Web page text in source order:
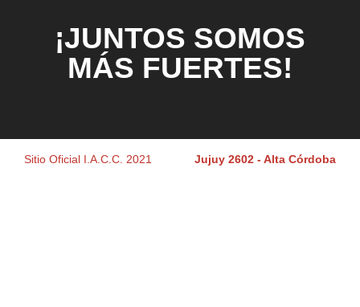
¡JUNTOS SOMOS
MÁS FUERTES!
Sitio Oficial I.A.C.C. 2021 Jujuy 2602 - Alta Córdoba